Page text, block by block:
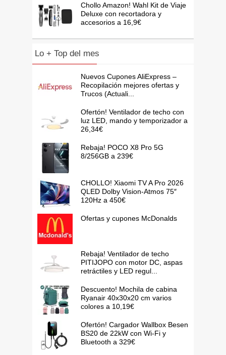
Chollo Amazon! Wahl Kit de Viaje
Deluxe con recortadora y
accesorios a 16,9€
Lo + Top del mes
Nuevos Cupones AliExpress –
Recopilación mejores ofertas y
Trucos (Actuali...
Ofertón! Ventilador de techo con
luz LED, mando y temporizador a
26,34€
Rebaja! POCO X8 Pro 5G
8/256GB a 239€
CHOLLO! Xiaomi TV A Pro 2026
QLED Dolby Vision-Atmos 75″
120Hz a 450€
Ofertas y cupones McDonalds
Rebaja! Ventilador de techo
PITIJOPO con motor DC, aspas
retráctiles y LED regul...
Descuento! Mochila de cabina
Ryanair 40x30x20 cm varios
colores a 10,19€
Ofertón! Cargador Wallbox Besen
BS20 de 22kW con Wi-Fi y
Bluetooth a 329€